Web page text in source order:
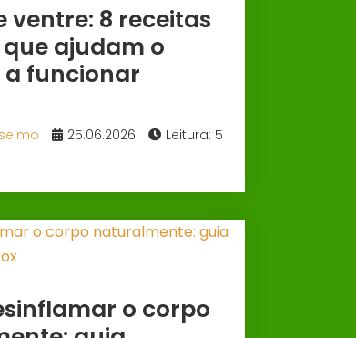
ventre: 8 receitas
ajudam o
funcionar
25.06.2026
Leitura: 5
o corpo